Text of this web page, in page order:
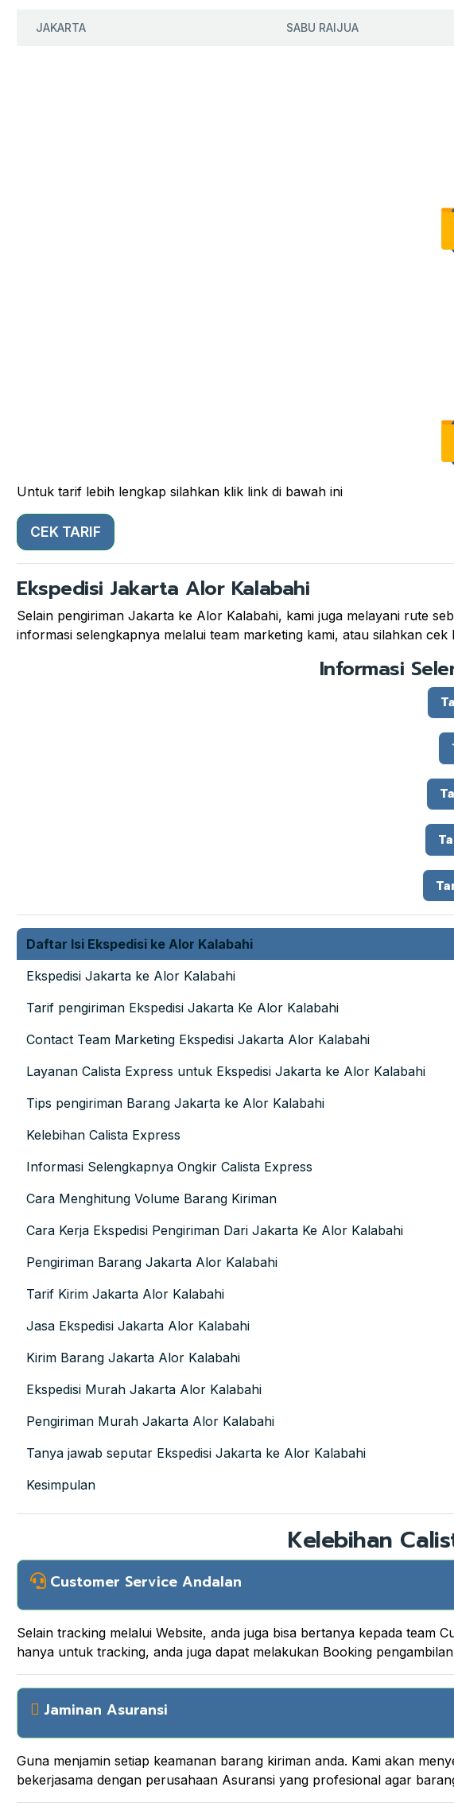
JAKARTA SABU RAIJUA
Untuk tarif lebih lengkap silahkan klik link di bawah ini
CEK TARIF
Ekspedisi Jakarta Alor Kalabahi
Selain pengiriman Jakarta ke Alor Kalabahi, kami juga melayani rute
informasi selengkapnya melalui team marketing kami, atau silahkan
Informasi
Daftar Isi Ekspedisi ke Alor Kalabahi
Ekspedisi Jakarta ke Alor Kalabahi
Tarif pengiriman Ekspedisi Jakarta Ke Alor Kalabahi
Contact Team Marketing Ekspedisi Jakarta Alor Kalabahi
Layanan Calista Express untuk Ekspedisi Jakarta ke Alor Kalabahi
Tips pengiriman Barang Jakarta ke Alor Kalabahi
Kelebihan Calista Express
Informasi Selengkapnya Ongkir Calista Express
Cara Menghitung Volume Barang Kiriman
Cara Kerja Ekspedisi Pengiriman Dari Jakarta Ke Alor Kalabahi
Pengiriman Barang Jakarta Alor Kalabahi
Tarif Kirim Jakarta Alor Kalabahi
Jasa Ekspedisi Jakarta Alor Kalabahi
Kirim Barang Jakarta Alor Kalabahi
Ekspedisi Murah Jakarta Alor Kalabahi
Pengiriman Murah Jakarta Alor Kalabahi
Tanya jawab seputar Ekspedisi Jakarta ke Alor Kalabahi
Kesimpulan
Kelebihan
Customer Service Andalan
Selain tracking melalui Website, anda juga bisa bertanya kepada team
hanya untuk tracking, anda juga dapat melakukan Booking
Jaminan Asuransi
Guna menjamin setiap keamanan barang kiriman anda. Kami akan
bekerjasama dengan perusahaan Asuransi yang profesional agar